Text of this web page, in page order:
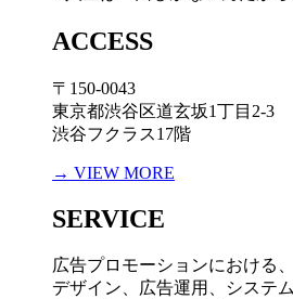
ACCESS
〒150-0043
東京都渋谷区道玄坂1丁目2-3
渋谷フクラス17階
→ VIEW MORE
SERVICE
広告プロモーションにおける
デザイン、広告運用、システ